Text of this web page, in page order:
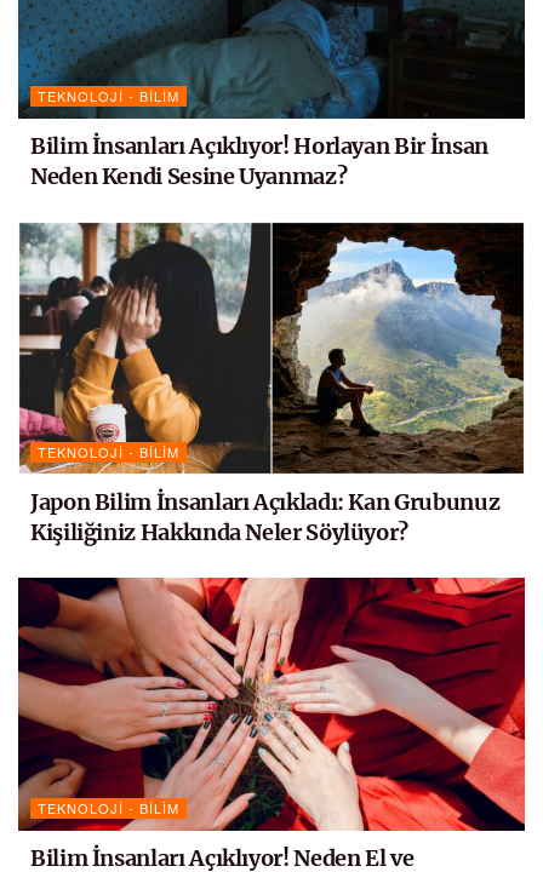
TEKNOLOJI - BILIM
Bilim İnsanları Açıklıyor! Horlayan Bir İnsan
Neden Kendi Sesine Uyanmaz?
TEKNOLOJI - BILIM
Japon Bilim İnsanları Açıkladı: Kan Grubunuz
Kişiliğiniz Hakkında Neler Söylüyor?
TEKNOLOJI - BILIM
Bilim İnsanları Açıklıyor! Neden El ve